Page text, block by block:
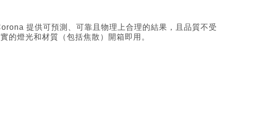
提供可預測、可靠且物理上合理的結果，且品質不受
的燈光和材質（包括焦散）開箱即用。